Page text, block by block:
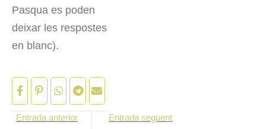
Pasqua es poden
deixar les respostes
en blanc).
Entrada anterior Entrada següent